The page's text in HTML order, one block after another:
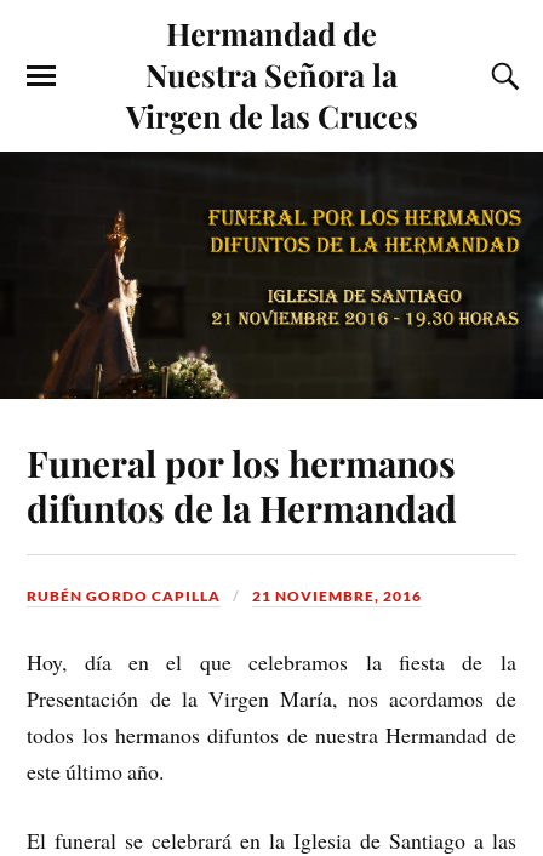
Hermandad de
Nuestra Señora la
Virgen de las Cruces
Funeral por los hermanos
difuntos de la Hermandad
RUBÉN GORDO CAPILLA 21 NOVIEMBRE, 2016
Hoy, día en el que celebramos la fiesta de la
Presentación de la Virgen María, nos acordamos de
todos los hermanos difuntos de nuestra Hermandad de
este último año.
El funeral se celebrará en la Iglesia de Santiago a las